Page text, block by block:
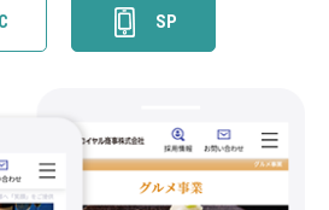
SP